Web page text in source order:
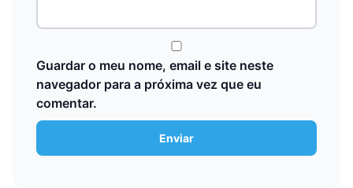
Guardar o meu nome, email e site neste
navegador para a próxima vez que eu
comentar.